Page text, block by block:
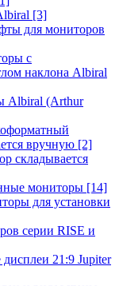
[3]
для мониторов
с
наклона Albiral
Albiral (Arthur
вручную [2]
складывается
мониторы [14]
для установки
серии RISE и
21:9 Jupiter